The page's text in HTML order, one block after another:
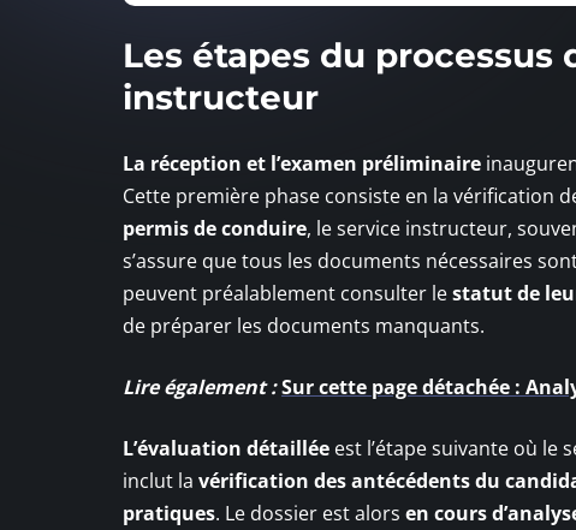
Les étapes du processus
instructeur
La réception et l’examen préliminaire
Cette première phase consiste en la vérification
permis de conduire, le service instructeur,
s’assure que tous les documents nécessaires
peuvent préalablement consulter lestatut de
de préparer les documents manquants.
Lire également :Sur cette page détachée :
L’évaluation détaillée est l’étape suivante où le
inclut la vérification des antécédents du
pratiques. Le dossier est alors en cours